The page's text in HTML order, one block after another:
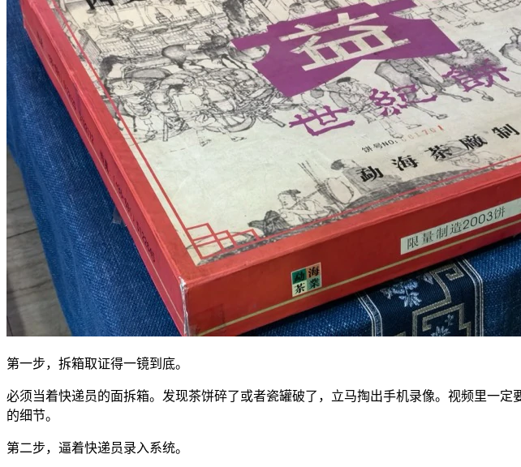
第一步，拆箱取证得一镜到底。
必须当着快递员的面拆箱。发现茶饼碎了或者瓷罐破了，立马掏出手机录像。视频里一
的细节。
第二步，逼着快递员录入系统。